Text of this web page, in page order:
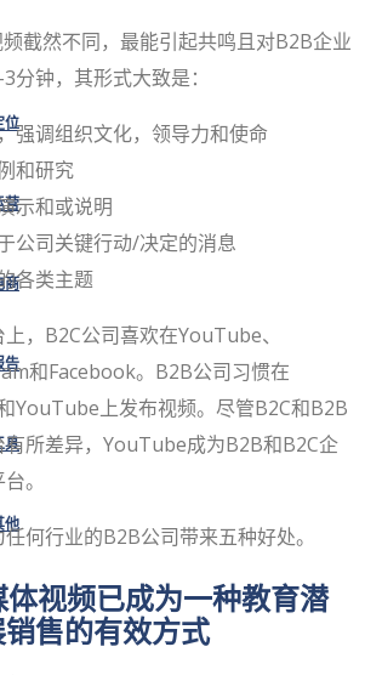
位
营
商
告
具
他
截然不同，最能引起共鸣且对B2B企业
分钟，其形式大致是：
强调组织文化，领导力和使命
和研究
示和或说明
公司关键行动/决定的消息
各类主题
，B2C公司喜欢在YouTube、
和Facebook。B2B公司习惯在
上发布视频。尽管B2C和B2B
所差异，YouTube成为B2B和B2C企
。
何行业的B2B公司带来五种好处。
体视频已成为一种教育潜
售的有效方式